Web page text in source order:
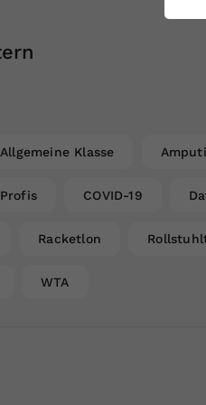
Allgemeine Klasse
COVID-19
Racketlon
WTA